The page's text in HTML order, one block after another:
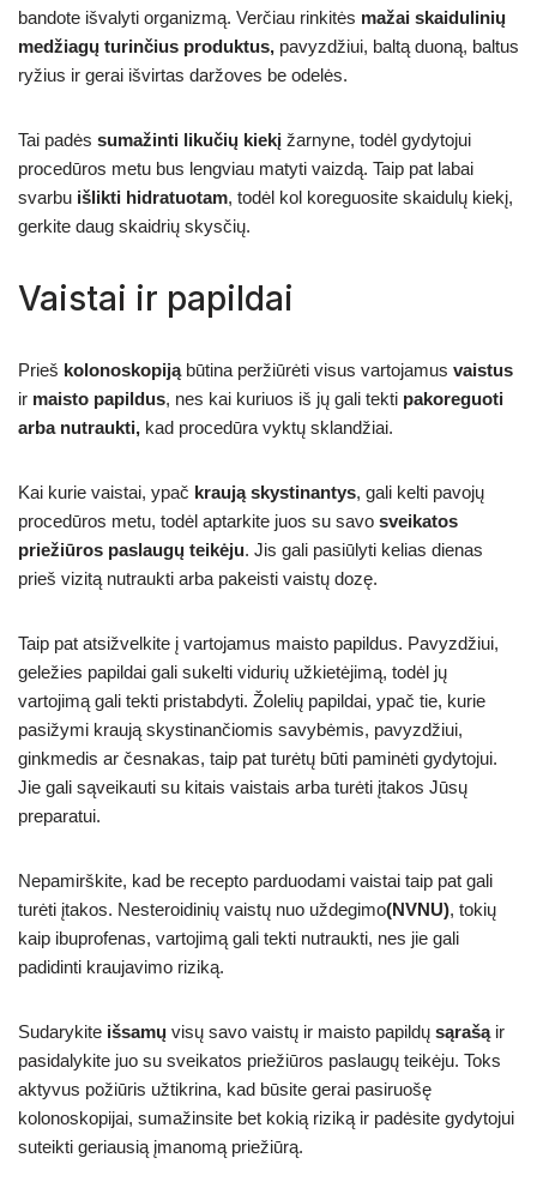
bandote išvalyti organizmą. Verčiau rinkitės mažai skaidulinių
medžiagų turinčius produktus, pavyzdžiui, baltą duoną, baltus
ryžius ir gerai išvirtas daržoves be odelės.
Tai padės sumažinti likučių kiekį žarnyne, todėl gydytojui
procedūros metu bus lengviau matyti vaizdą. Taip pat labai
svarbu išlikti hidratuotam, todėl kol koreguosite skaidulų kiekį,
gerkite daug skaidrių skysčių.
Vaistai ir papildai
Prieš kolonoskopijąbūtina peržiūrėti visus vartojamus vaistus
ir maisto papildus, nes kai kuriuos iš jų gali tekti pakoreguoti
arba nutraukti, kad procedūra vyktų sklandžiai.
Kai kurie vaistai, ypač kraują skystinantys, gali kelti pavojų
procedūros metu, todėl aptarkite juos su savo sveikatos
priežiūros paslaugų teikėju. Jis gali pasiūlyti kelias dienas
prieš vizitą nutraukti arba pakeisti vaistų dozę.
Taip pat atsižvelkite į vartojamus maisto papildus. Pavyzdžiui,
geležies papildai gali sukelti vidurių užkietėjimą, todėl jų
vartojimą gali tekti pristabdyti. Žolelių papildai, ypač tie, kurie
pasižymi kraują skystinančiomis savybėmis, pavyzdžiui,
ginkmedis ar česnakas, taip pat turėtų būti paminėti gydytojui.
Jie gali sąveikauti su kitais vaistais arba turėti įtakos Jūsų
preparatui.
Nepamirškite, kad be recepto parduodami vaistai taip pat gali
turėti įtakos. Nesteroidinių vaistų nuo uždegimo(NVNU), tokių
kaip ibuprofenas, vartojimą gali tekti nutraukti, nes jie gali
padidinti kraujavimo riziką.
Sudarykite išsamų visų savo vaistų ir maisto papildų sąrašąir
pasidalykite juo su sveikatos priežiūros paslaugų teikėju. Toks
aktyvus požiūris užtikrina, kad būsite gerai pasiruošę
kolonoskopijai, sumažinsite bet kokią riziką ir padėsite gydytojui
suteikti geriausią įmanomą priežiūrą.